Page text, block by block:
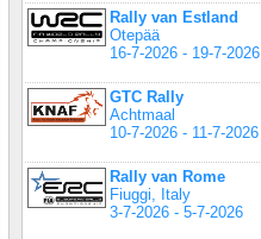
Rally van Estland
Otepää
16-7-2026 - 19-7-2026
GTC Rally
Achtmaal
10-7-2026 - 11-7-2026
Rally van Rome
Fiuggi, Italy
3-7-2026 - 5-7-2026